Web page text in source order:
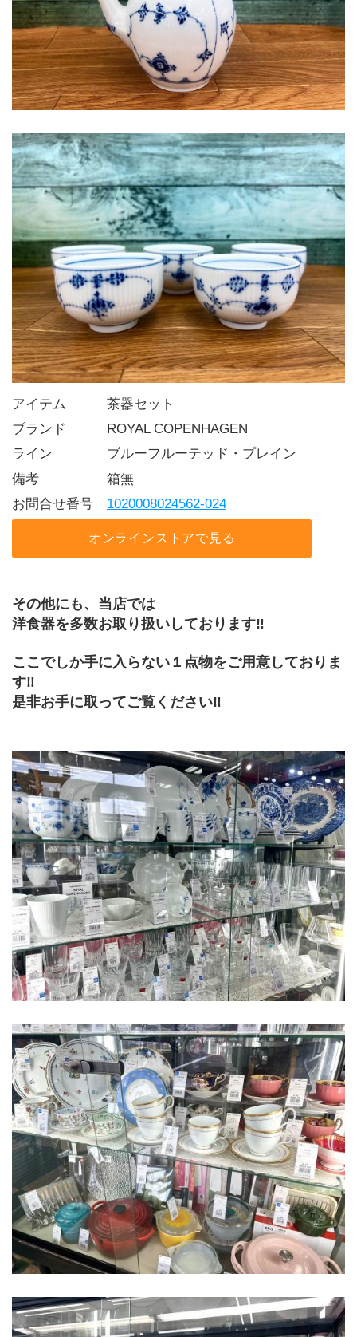
アイテム   茶器セット
ブランド   ROYAL COPENHAGEN
ライン    ブルーフルーテッド・プレイン
備考     箱無
お問合せ番号 1020008024562-024
オンラインストアで見る
その他にも、当店では
洋食器を多数お取り扱いしております‼
ここでしか手に入らない１点物をご用意しておりま
す‼
是非お手に取ってご覧ください‼